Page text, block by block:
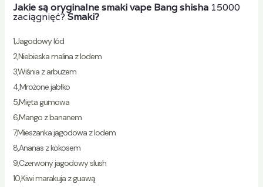
Jakie są oryginalne smaki vape Bang shisha15000
zaciągnięć?Smaki?
1,Jagodowy lód
2,Niebieska malina z lodem
3,Wiśnia z arbuzem
4,Mrożone jabłko
5,Mięta gumowa
6,Mango z bananem
7,Mieszanka jagodowa z lodem
8,Ananas z kokosem
9,Czerwony jagodowy slush
10,Kiwi marakuja z guawą